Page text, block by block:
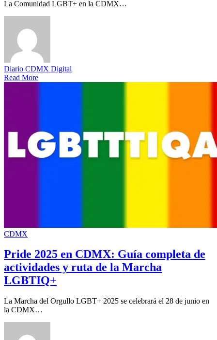
La Comunidad LGBT+ en la CDMX…
Diario CDMX Digital
Read More
CDMX
Pride 2025 en CDMX: Guía completa de
actividades y ruta de la Marcha
LGBTIQ+
La Marcha del Orgullo LGBT+ 2025 se celebrará el 28 de junio en
la CDMX…